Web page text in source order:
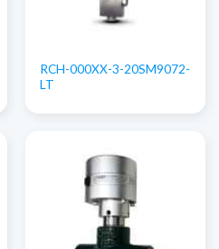
RCH-000XX-3-20SM9072-
LT